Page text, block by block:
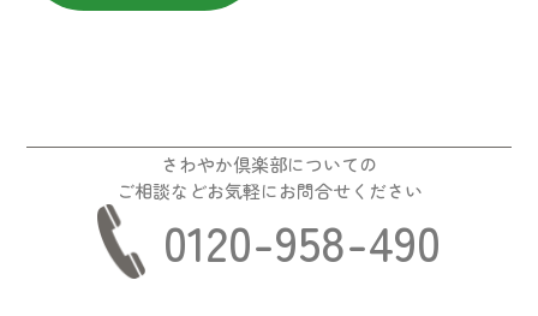
さわやか倶楽部についての
ご相談などお気軽にお問合せください
0120-958-490